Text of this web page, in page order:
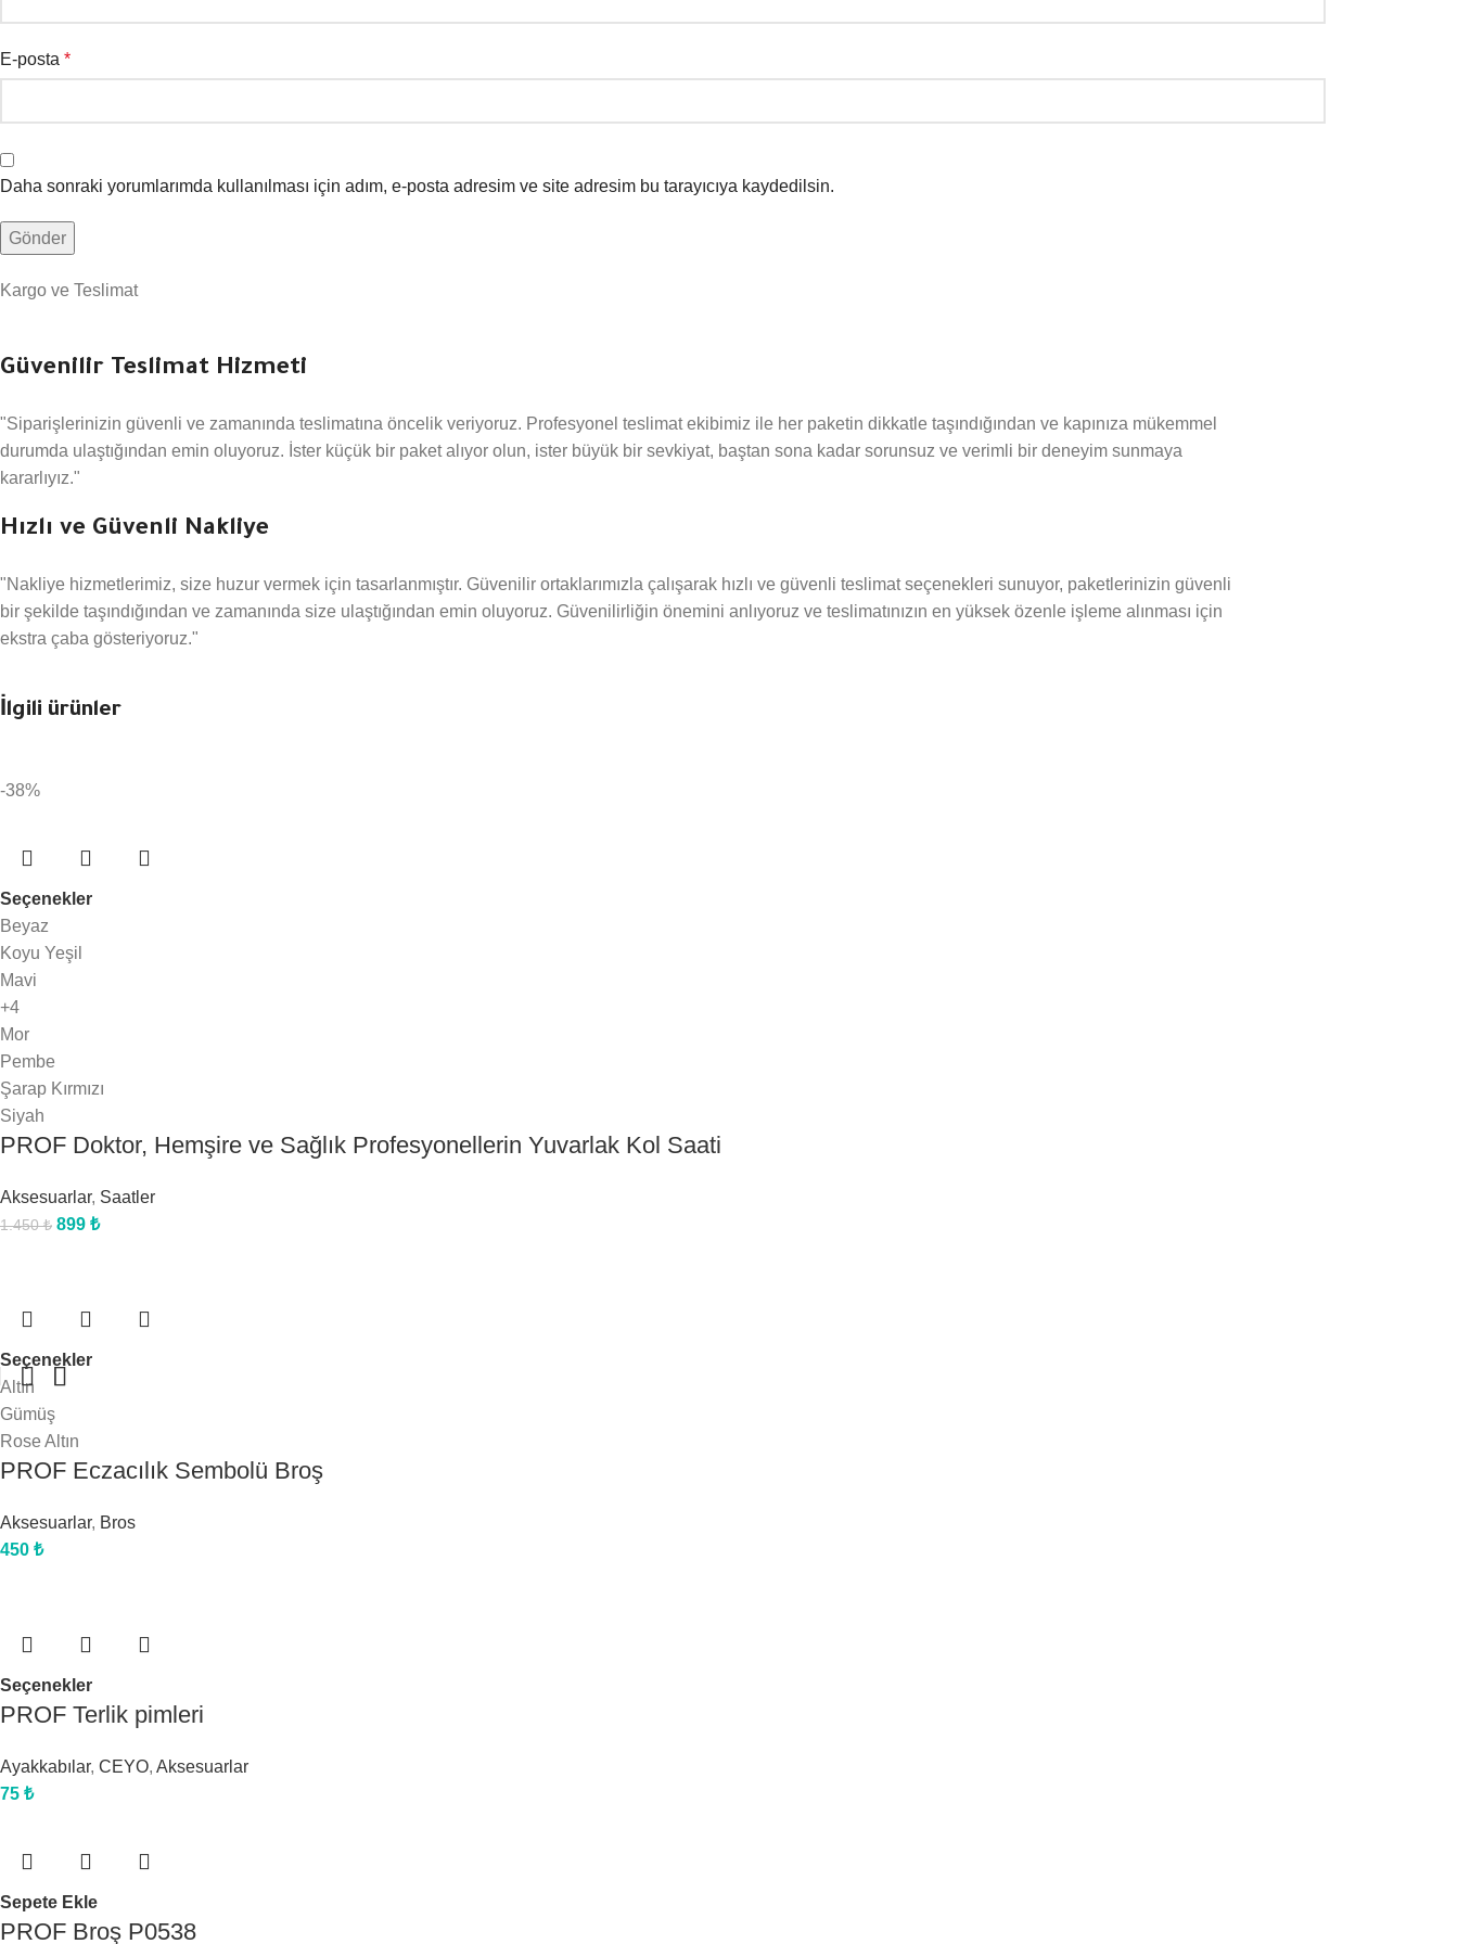
E-posta *
Daha sonraki yorumlarımda kullanılması için adım, e-posta adresim ve site adresim bu tarayıcıya kaydedilsin.
Kargo ve Teslimat
Güvenilir Teslimat Hizmeti
"Siparişlerinizin güvenli ve zamanında teslimatına öncelik veriyoruz. Profesyonel teslimat ekibimiz ile her paketin dikkatle taşındığından ve kapınıza mükemmel
durumda ulaştığından emin oluyoruz. İster küçük bir paket alıyor olun, ister büyük bir sevkiyat, baştan sona kadar sorunsuz ve verimli bir deneyim sunmaya
kararlıyız."
Hızlı ve Güvenli Nakliye
"Nakliye hizmetlerimiz, size huzur vermek için tasarlanmıştır. Güvenilir ortaklarımızla çalışarak hızlı ve güvenli teslimat seçenekleri sunuyor, paketlerinizin güvenli
bir şekilde taşındığından ve zamanında size ulaştığından emin oluyoruz. Güvenilirliğin önemini anlıyoruz ve teslimatınızın en yüksek özenle işleme alınması için
ekstra çaba gösteriyoruz."
İlgili ürünler
-38%
Seçenekler
Beyaz
Koyu Yeşil
Mavi
+4
Mor
Pembe
Şarap Kırmızı
Siyah
PROF Doktor, Hemşire ve Sağlık Profesyonellerin Yuvarlak Kol Saati
Aksesuarlar, Saatler
1.450₺ 899 ₺
Seçenekler
Altın
Gümüş
Rose Altın
PROF Eczacılık Sembolü Broş
Aksesuarlar, Bros
450 ₺
Seçenekler
PROF Terlik pimleri
Ayakkabılar, CEYO, Aksesuarlar
75 ₺
Sepete Ekle
PROF Broş P0538